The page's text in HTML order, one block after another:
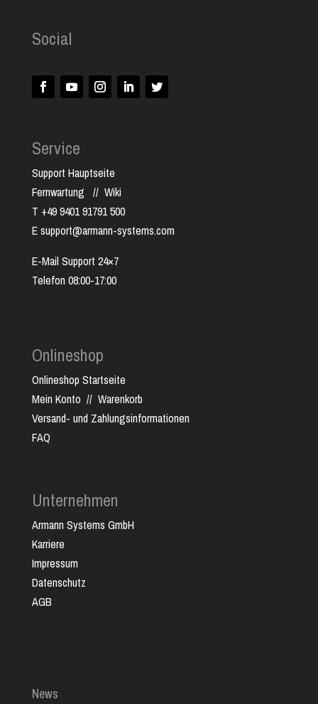
Social
Service
Support Hauptseite
Fernwartung // Wiki
T +49 9401 91791 500
E support@armann-systems.com
E-Mail Support 24×7
Telefon 08:00-17:00
Onlineshop
Onlineshop Startseite
Mein Konto // Warenkorb
Versand- und Zahlungsinformationen
FAQ
Unternehmen
Armann Systems GmbH
Karriere
Impressum
Datenschutz
AGB
News